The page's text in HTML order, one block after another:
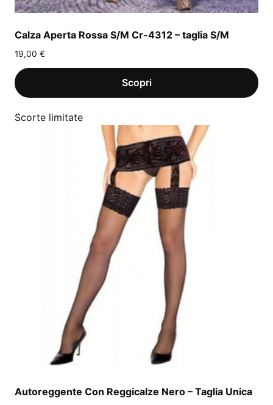
Calza Aperta Rossa S/M Cr-4312 – taglia S/M
19,00 €
Scorte limitate
Autoreggente Con Reggicalze Nero – Taglia Unica